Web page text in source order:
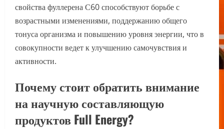
свойства фуллерена С60 способствуют борьбе с
возрастными изменениями, поддержанию общего
тонуса организма и повышению уровня энергии, что в
совокупности ведет к улучшению самочувствия и
активности.
Почему стоит обратить внимание
на научную составляющую
продуктов Full Energy?